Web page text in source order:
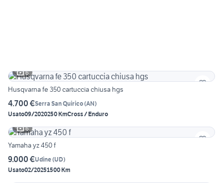
6
Husqvarna fe 350 cartuccia chiusa hgs
4.700 €Serra San Quirico(AN)
Usato09/2020250 KmCross / Enduro
6
Yamaha yz 450 f
9.000 €Udine(UD)
Usato02/20251500 Km